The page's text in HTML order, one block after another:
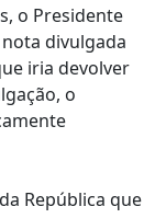
o Presidente
divulgada
iria devolver
o
República que